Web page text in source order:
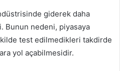
giderek daha
Bunun nedeni, piyasaya
test edilmedikleri takdirde
yol açabilmesidir.